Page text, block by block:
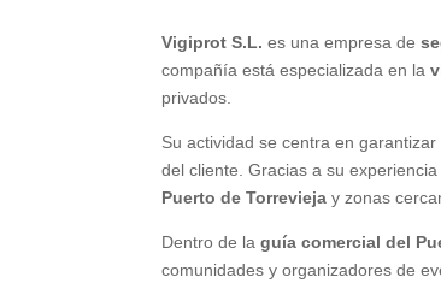
Vigiprot S.L. es una empresa de
compañía está especializada en la
privados.
Su actividad se centra en
del cliente. Gracias a su
Puerto de Torrevieja y zonas
Dentro de laguía comercial del
comunidades y organizadores de